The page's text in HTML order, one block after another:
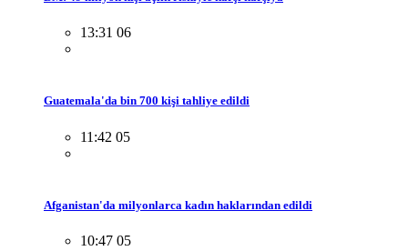
13:31 06
Guatemala'da bin 700 kişi tahliye edildi
11:42 05
Afganistan'da milyonlarca kadın haklarından edildi
10:47 05